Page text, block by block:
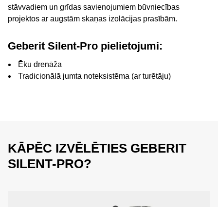
stāvvadiem un grīdas savienojumiem būvniecības
projektos ar augstām skaņas izolācijas prasībām.
Geberit Silent-Pro pielietojumi:
Ēku drenāža
Tradicionālā jumta noteksistēma (ar turētāju)
KĀPĒC IZVĒLĒTIES GEBERIT
SILENT-PRO?